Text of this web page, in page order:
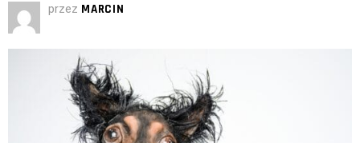
przez MARCIN